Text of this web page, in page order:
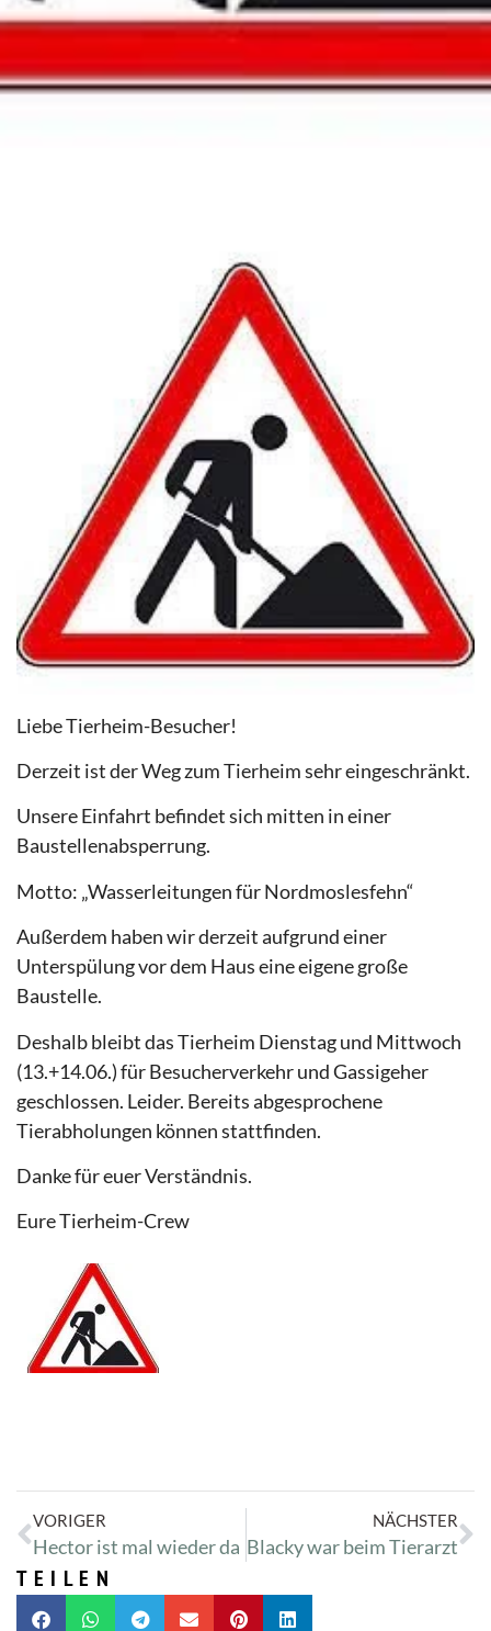
Liebe Tierheim-Besucher!
Derzeit ist der Weg zum Tierheim sehr eingeschränkt.
Unsere Einfahrt befindet sich mitten in einer
Baustellenabsperrung.
Motto: „Wasserleitungen für Nordmoslesfehn“
Außerdem haben wir derzeit aufgrund einer
Unterspülung vor dem Haus eine eigene große
Baustelle.
Deshalb bleibt das Tierheim Dienstag und Mittwoch
(13.+14.06.) für Besucherverkehr und Gassigeher
geschlossen. Leider. Bereits abgesprochene
Tierabholungen können stattfinden.
Danke für euer Verständnis.
Eure Tierheim-Crew
VORIGER
Hector ist mal wieder da
NÄCHSTER
Blacky war beim Tierarzt
TEILEN